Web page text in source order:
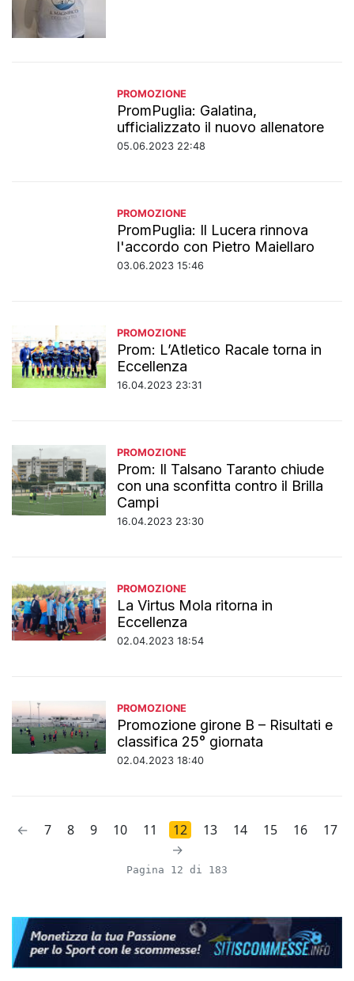
PROMOZIONE
PromPuglia: Galatina,
ufficializzato il nuovo allenatore
05.06.2023 22:48
PROMOZIONE
PromPuglia: Il Lucera rinnova
l'accordo con Pietro Maiellaro
03.06.2023 15:46
PROMOZIONE
Prom: L’Atletico Racale torna in
Eccellenza
16.04.2023 23:31
PROMOZIONE
Prom: Il Talsano Taranto chiude
con una sconfitta contro il Brilla
Campi
16.04.2023 23:30
PROMOZIONE
La Virtus Mola ritorna in
Eccellenza
02.04.2023 18:54
PROMOZIONE
Promozione girone B – Risultati e
classifica 25° giornata
02.04.2023 18:40
← 7 8 9 10 11 12 13 14 15 16
17
→
Pagina 12 di 183